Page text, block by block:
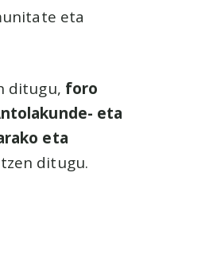
eta
ditugu, foro
eta
eta
ditugu.